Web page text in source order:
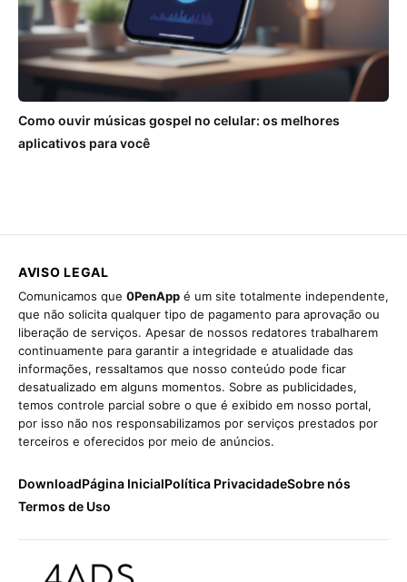
Como ouvir músicas gospel no celular: os melhores
aplicativos para você
AVISO LEGAL
Comunicamos que 0PenApp é um site totalmente independente,
que não solicita qualquer tipo de pagamento para aprovação ou
liberação de serviços. Apesar de nossos redatores trabalharem
continuamente para garantir a integridade e atualidade das
informações, ressaltamos que nosso conteúdo pode ficar
desatualizado em alguns momentos. Sobre as publicidades,
temos controle parcial sobre o que é exibido em nosso portal,
por isso não nos responsabilizamos por serviços prestados por
terceiros e oferecidos por meio de anúncios.
DownloadPágina InicialPolítica PrivacidadeSobre nós
Termos de Uso